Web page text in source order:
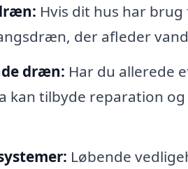
Hvis dit hus har
der afleder
dræn: Har du allerede
kan tilbyde reparation
Løbende